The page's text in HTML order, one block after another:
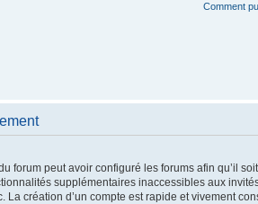
Comment
forum peut avoir configuré les forums afin qu’il
supplémentaires inaccessibles aux
La création d’un compte est rapide et vivement